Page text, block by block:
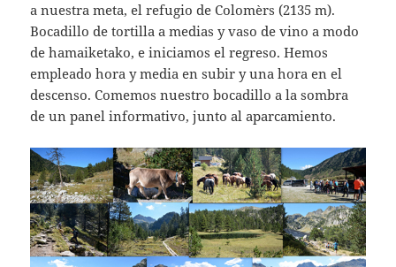
a nuestra meta, el refugio de Colomèrs (2135 m).
Bocadillo de tortilla a medias y vaso de vino a modo
de hamaiketako, e iniciamos el regreso. Hemos
empleado hora y media en subir y una hora en el
descenso. Comemos nuestro bocadillo a la sombra
de un panel informativo, junto al aparcamiento.